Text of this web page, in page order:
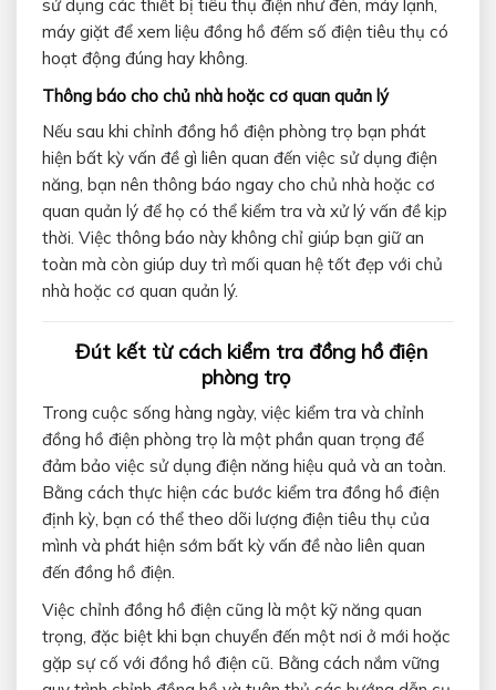
sử dụng các thiết bị tiêu thụ điện như đèn, máy lạnh,
máy giặt để xem liệu đồng hồ đếm số điện tiêu thụ có
hoạt động đúng hay không.
Thông báo cho chủ nhà hoặc cơ quan quản lý
Nếu sau khi chỉnh đồng hồ điện phòng trọ bạn phát
hiện bất kỳ vấn đề gì liên quan đến việc sử dụng điện
năng, bạn nên thông báo ngay cho chủ nhà hoặc cơ
quan quản lý để họ có thể kiểm tra và xử lý vấn đề kịp
thời. Việc thông báo này không chỉ giúp bạn giữ an
toàn mà còn giúp duy trì mối quan hệ tốt đẹp với chủ
nhà hoặc cơ quan quản lý.
Đút kết từ cách kiểm tra đồng hồ điện
phòng trọ
Trong cuộc sống hàng ngày, việc kiểm tra và chỉnh
đồng hồ điện phòng trọ là một phần quan trọng để
đảm bảo việc sử dụng điện năng hiệu quả và an toàn.
Bằng cách thực hiện các bước kiểm tra đồng hồ điện
định kỳ, bạn có thể theo dõi lượng điện tiêu thụ của
mình và phát hiện sớm bất kỳ vấn đề nào liên quan
đến đồng hồ điện.
Việc chỉnh đồng hồ điện cũng là một kỹ năng quan
trọng, đặc biệt khi bạn chuyển đến một nơi ở mới hoặc
gặp sự cố với đồng hồ điện cũ. Bằng cách nắm vững